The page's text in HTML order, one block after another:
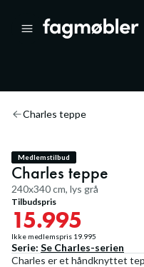
Charles teppe
Medlemstilbud
Charles teppe
240x340 cm, lys grå
Tilbudspris
15.995
Ikke medlemspris 19.995
Serie: Se Charles-serien
Charles er et håndknyttet